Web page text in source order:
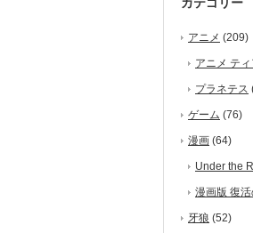
アニメ (209)
アニメ テ
プラネテス
ゲーム (76)
漫画 (64)
Under the
漫画版 復
牙狼 (52)